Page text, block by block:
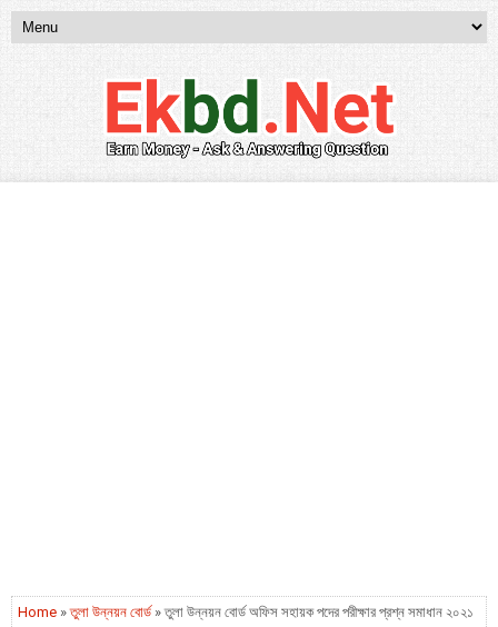
Home »তুলা উন্নয়ন বোর্ড» তুলা উন্নয়ন বোর্ড অফিস সহায়ক পদের পরীক্ষার প্রশ্ন সমাধান ২০২১